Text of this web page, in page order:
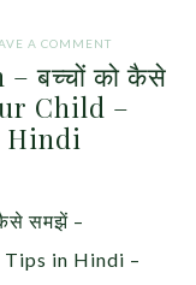
A COMMENT
बच्चों को कैसे
Child –
Hindi
समझें –
in Hindi –